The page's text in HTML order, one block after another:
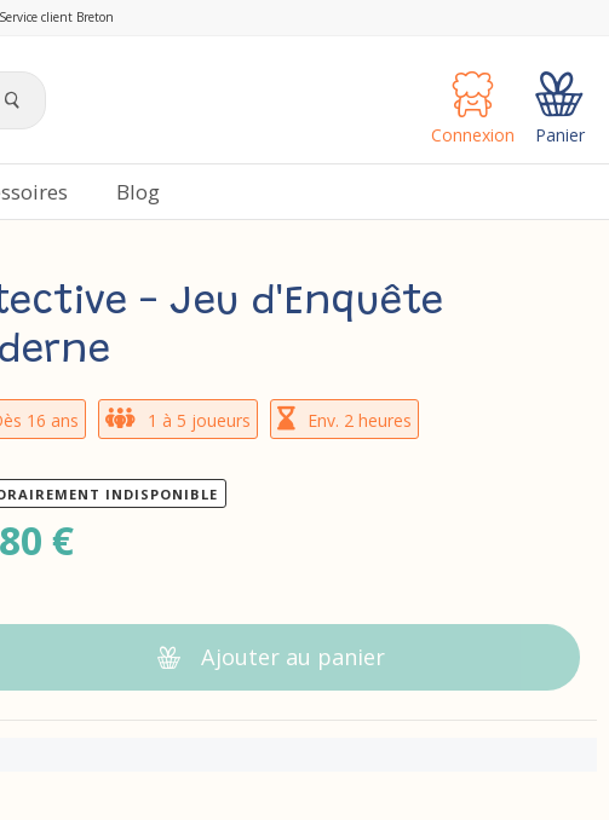
Service client Breton
Connexion Panier
Blog
- Jeu d'Enquête
16 ans 1 à 5 joueurs Env. 2 heures
INDISPONIBLE
€
Ajouter au panier